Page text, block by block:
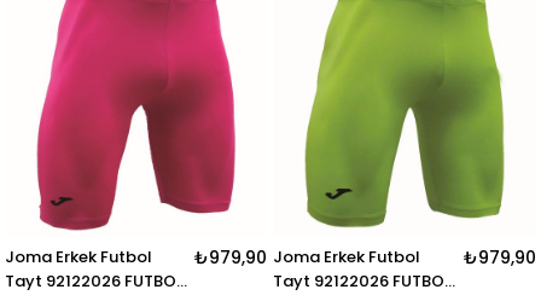
Joma Erkek Futbol
Tayt 92122026 FUTBOL
₺979,90 Joma Erkek Futbol
Tayt 92122026 FUTBOL
₺979,90